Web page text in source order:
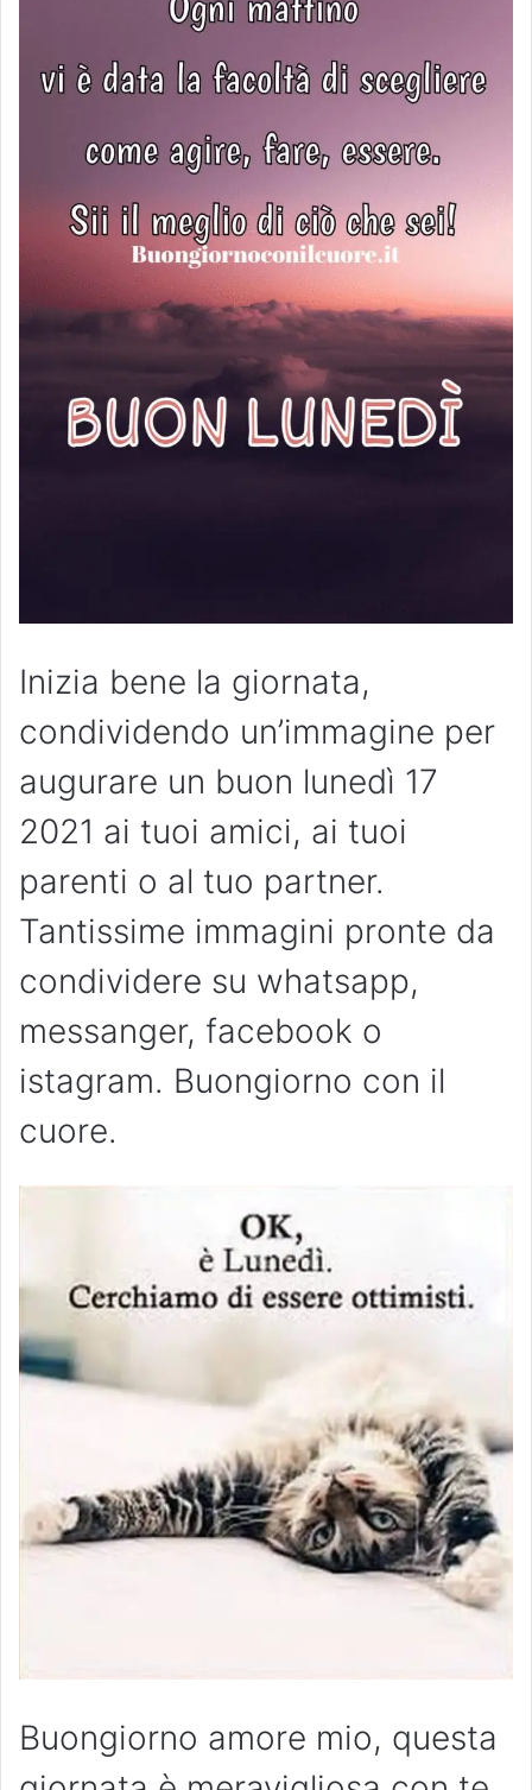
Inizia bene la giornata,
condividendo un’immagine per
augurare un buon lunedì 17
2021 ai tuoi amici, ai tuoi
parenti o al tuo partner.
Tantissime immagini pronte da
condividere su whatsapp,
messanger, facebook o
istagram. Buongiorno con il
cuore.
Buongiorno amore mio, questa